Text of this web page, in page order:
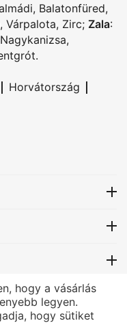
, Balatonfüred,
, Várpalota, Zirc; Zala:
Nagykanizsa,
.
| Horvátország |
hogy a vásárlás
legyen.
hogy sütiket